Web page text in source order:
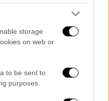
storage
on web or
to be sent to
purposes.